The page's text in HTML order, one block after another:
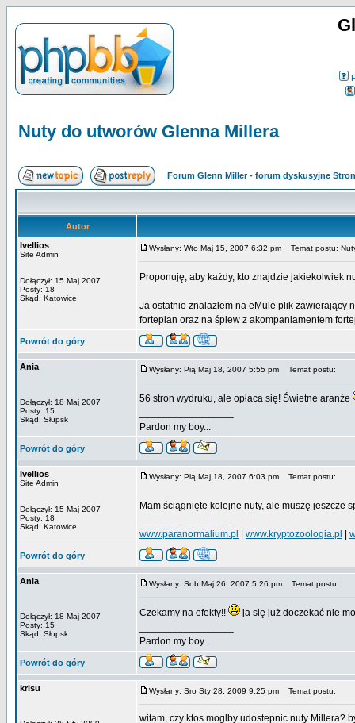
Nuty do utworów Glenna Millera
Forum Glenn Miller - forum dyskusyjne
Autor
Ivellios
Site Admin
Dołączył: 15 Maj 2007
Posty: 18
Skąd: Katowice
Wysłany: Wto Maj 15, 2007 6:32 pm Temat postu:
Proponuję, aby każdy, kto znajdzie jakiekolwiek
Ja ostatnio znalazłem na eMule plik zawierający
fortepian oraz na śpiew z akompaniamentem
Powrót do góry
Ania
Dołączył: 18 Maj 2007
Posty: 15
Skąd: Słupsk
Wysłany: Pią Maj 18, 2007 5:55 pm Temat postu:
56 stron wydruku, ale opłaca się! Świetne aranże
Pardon my boy...
Powrót do góry
Ivellios
Site Admin
Dołączył: 15 Maj 2007
Posty: 18
Skąd: Katowice
Wysłany: Pią Maj 18, 2007 6:03 pm Temat postu:
Mam ściągnięte kolejne nuty, ale muszę jeszcze
www.paranormalium.pl
www.kryptozoologia.pl
Powrót do góry
Ania
Dołączył: 18 Maj 2007
Posty: 15
Skąd: Słupsk
Wysłany: Sob Maj 26, 2007 5:26 pm Temat postu:
Czekamy na efekty!!
ja się już doczekać nie
Pardon my boy...
Powrót do góry
krisu Wysłany: Sro Sty 28, 2009 9:25 pm Temat postu:
witam, czy ktos moglby udostepnic nuty Millera?